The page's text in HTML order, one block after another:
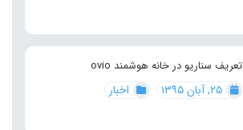
تعریف سناریو در خانه هوشمند ovio
اخبار